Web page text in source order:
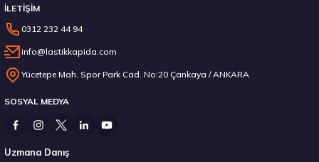
İLETİŞİM
0312 232 44 94
info@lastikkapida.com
Yücetepe Mah. Spor Park Cad. No:20 Çankaya / ANKARA
SOSYAL MEDYA
Uzmana Danış